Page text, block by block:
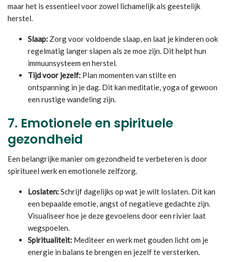
maar het is essentieel voor zowel lichamelijk als geestelijk
herstel.
Slaap: Zorg voor voldoende slaap, en laat je kinderen ook
regelmatig langer slapen als ze moe zijn. Dit helpt hun
immuunsysteem en herstel.
Tijd voor jezelf: Plan momenten van stilte en
ontspanning in je dag. Dit kan meditatie, yoga of gewoon
een rustige wandeling zijn.
7. Emotionele en spirituele
gezondheid
Een belangrijke manier om gezondheid te verbeteren is door
spiritueel werk en emotionele zelfzorg.
Loslaten:Schrijf dagelijks op wat je wilt loslaten. Dit kan
een bepaalde emotie, angst of negatieve gedachte zijn.
Visualiseer hoe je deze gevoelens door een rivier laat
wegspoelen.
Spiritualiteit: Mediteer en werk met gouden licht om je
energie in balans te brengen en jezelf te versterken.